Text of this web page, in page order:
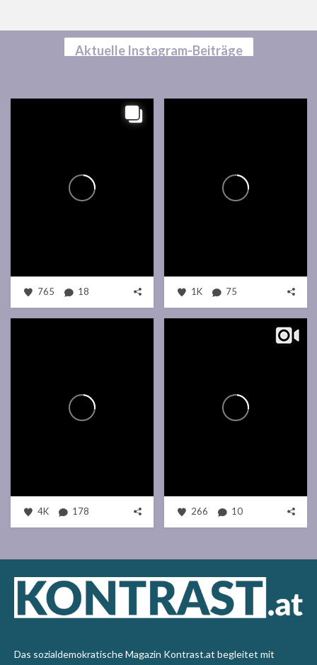
Aktuelle Instagram-Beiträge
765 18 1K 75
4K 178 266 10
Das sozialdemokratische Magazin Kontrast.at begleitet mit